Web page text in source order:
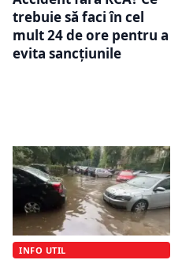
trebuie să faci în cel
mult 24 de ore pentru a
evita sancțiunile
INFO UTIL